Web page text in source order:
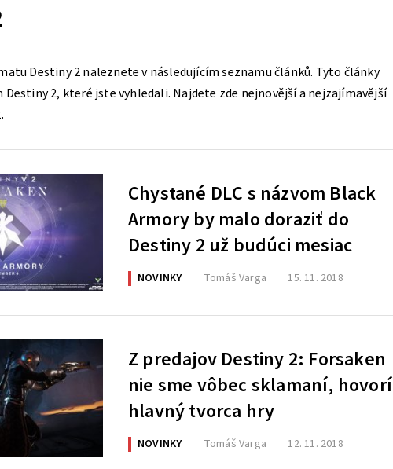
Destiny 2 naleznete v následujícím seznamu článků. Tyto články
2, které jste vyhledali. Najdete zde nejnovější a nejzajímavější
Chystané DLC s názvom Black
Armory by malo doraziť do
Destiny 2 už budúci mesiac
NOVINKY Tomáš Varga 15. 11. 2018
Z predajov Destiny 2: Forsaken
nie sme vôbec sklamaní, hovorí
hlavný tvorca hry
NOVINKY Tomáš Varga 12. 11. 2018